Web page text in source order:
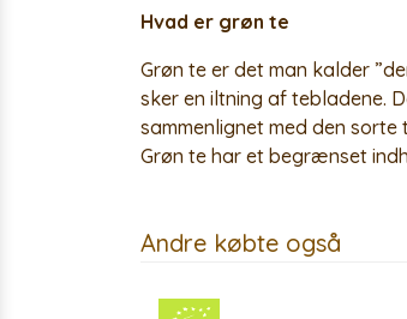
Hvad er grøn te
Grøn te er det man kalder
sker en iltning af tebladene.
sammenlignet med den sorte
Grøn te har et begrænset
Andre købte også